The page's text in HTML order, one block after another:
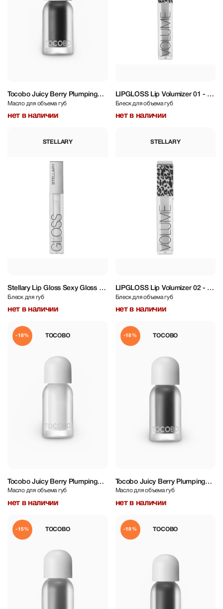
Tocobo Juicy Berry Plumping
Lip Oil 4 g
Масло для объема губ
нет в наличии
LIPGLOSS Lip Volumizer 01 - 4
ml
Блеск для объема губ
нет в наличии
STELLARY
Stellary Lip Gloss Sexy Gloss 03
- 4 ml
Блеск для губ
нет в наличии
STELLARY
LIPGLOSS Lip Volumizer 02 - 4
ml
Блеск для объема губ
нет в наличии
TOCOBO
-18%
Tocobo Juicy Berry Plumping
Lip Oil 4 g
Масло для объема губ
нет в наличии
TOCOBO
-18%
Tocobo Juicy Berry Plumping
Lip Oil 4 g
Масло для объема губ
нет в наличии
TOCOBO
-15% TOCOBO
-18%